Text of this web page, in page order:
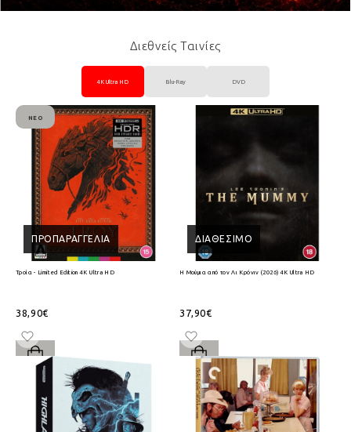
Διεθνείς Ταινίες
4K Ultra HD Blu-Ray DVD
ΠΡΟΠΑΡΑΓΓΕΛΊΑ
ΝΈΟ
Τροία - Limited Edition 4K Ultra HD
38,90€
ΔΙΑΘΈΣΙΜΟ
Η Μούμια από τον Λι Κρόνιν (2026) 4K Ultra HD
37,90€